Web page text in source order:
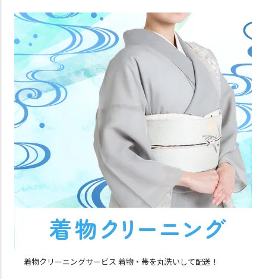
着物クリーニングサービス 着物・帯を丸洗いして配送！